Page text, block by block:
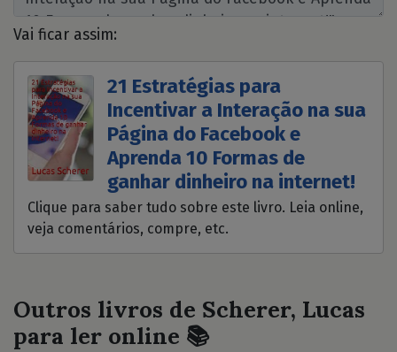
Vai ficar assim:
21 Estratégias para
Incentivar a Interação na sua
Página do Facebook e
Aprenda 10 Formas de
ganhar dinheiro na internet!
Clique para saber tudo sobre este livro. Leia online,
veja comentários, compre, etc.
Outros livros de Scherer, Lucas
para ler online 📚